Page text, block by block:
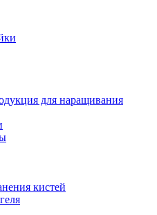
для наращивания
кистей